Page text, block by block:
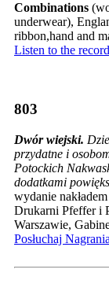
Combinations
underwear),
ribbon,hand and
Listen to the
803
Dwór wiejski.
przydatne i
Potockich
dodatkami
wydanie
Drukarni Pfeffer i
Warszawie,
Posłuchaj Nagrania